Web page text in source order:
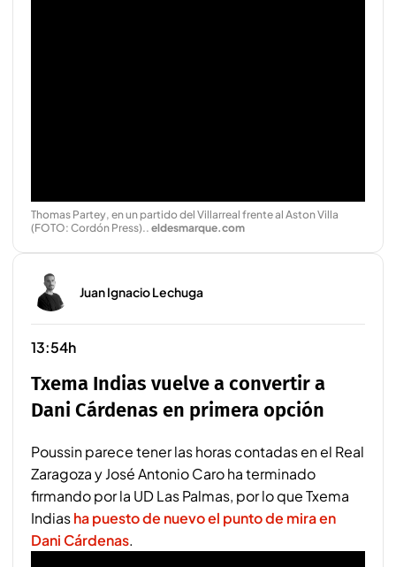
Thomas Partey, en un partido del Villarreal frente al Aston Villa
(FOTO: Cordón Press).. eldesmarque.com
Juan Ignacio Lechuga
13:54h
Txema Indias vuelve a convertir a
Dani Cárdenas en primera opción
Poussin parece tener las horas contadas en el Real
Zaragoza y José Antonio Caro ha terminado
firmando por la UD Las Palmas, por lo que Txema
Indiasha puesto de nuevo el punto de mira en
Dani Cárdenas.